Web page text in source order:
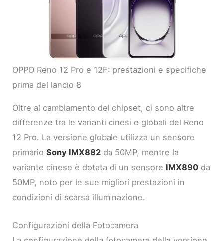
OPPO Reno 12 Pro e 12F: prestazioni e specifiche
prima del lancio 8
Oltre al cambiamento del chipset, ci sono altre
differenze tra le varianti cinesi e globali del Reno
12 Pro. La versione globale utilizza un sensore
primarioSony IMX882 da 50MP, mentre la
variante cinese è dotata di un sensore IMX890 da
50MP, noto per le sue migliori prestazioni in
condizioni di scarsa illuminazione.
Configurazioni della Fotocamera